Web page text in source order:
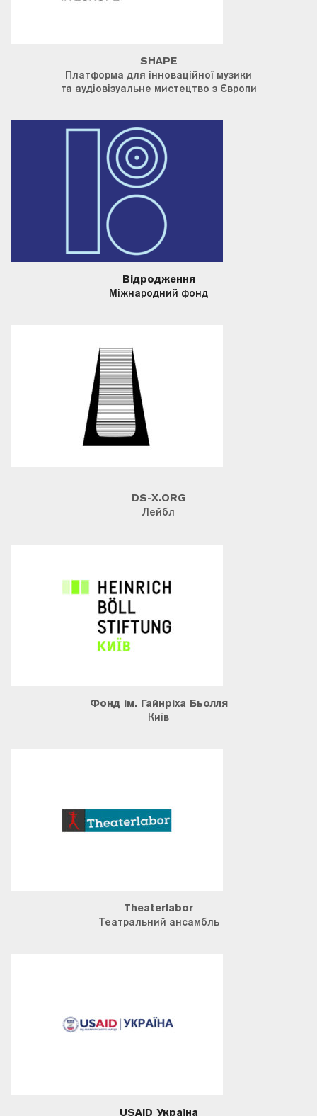
SHAPE
Платформа для інноваційної музики
та аудіовізуальне мистецтво з Європи
Відродження
Міжнародний фонд
DS-X.ORG
Лейбл
Фонд ім. Гайнріха Бьолля
Київ
Theaterlabor
Театральний ансамбль
USAID Україна